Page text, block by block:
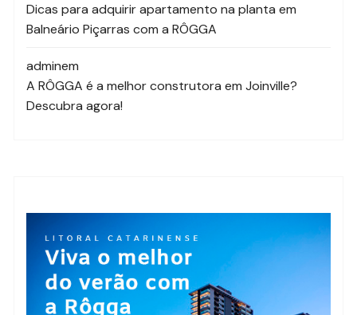
Dicas para adquirir apartamento na planta em
Balneário Piçarras com a RÔGGA
adminem
A RÔGGA é a melhor construtora em Joinville?
Descubra agora!